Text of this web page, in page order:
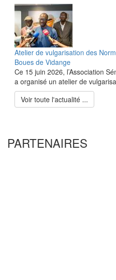
Atelier de vulgarisation des
Boues de Vidange
Ce 15 juin 2026, l’Association
a organisé un atelier de
Voir toute l'actualité ...
PARTENAIRES